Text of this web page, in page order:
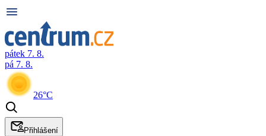
pátek 7. 8.
pá 7. 8.
26°C
Přihlášení